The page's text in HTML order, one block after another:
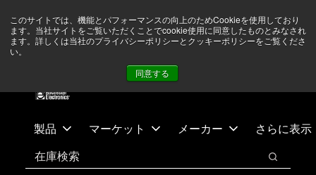
このサイトでは、機能とパフォーマンスの向上のためCookieを使用しており
ます。当社サイトをご覧いただくことでcookie使用に同意したものとみなされ
ます。詳しくは当社のプライバシーポリシーとクッキーポリシーをご覧くださ
い。
同意する
テ
ス
ありません 詳しい情報はこちら➜
製品 マーケット メーカー さらに表示
検索
検索